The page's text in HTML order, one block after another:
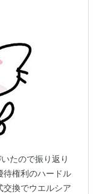
たので振り返り
権利のハードル
交換でウエルシア